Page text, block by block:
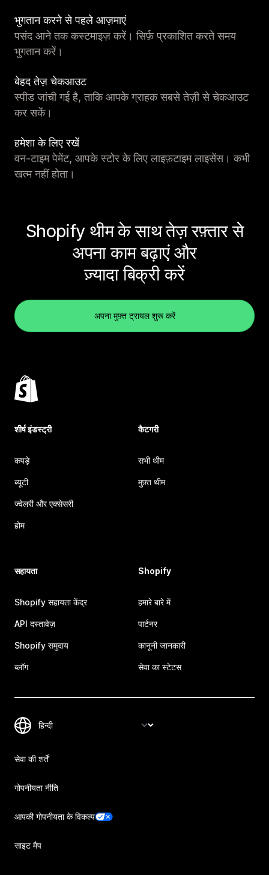
भुगतान करने से पहले आज़माएं
पसंद आने तक कस्टमाइज़ करें। सिर्फ़ प्रकाशित करते समय
भुगतान करें।
बेहद तेज़ चेकआउट
स्पीड जांची गई है, ताकि आपके ग्राहक सबसे तेज़ी से चेकआउट
कर सकें।
हमेशा के लिए रखें
वन-टाइम पेमेंट, आपके स्टोर के लिए लाइफ़टाइम लाइसेंस। कभी
खत्म नहीं होता।
Shopify थीम के साथ तेज़ रफ़्तार से
अपना काम बढ़ाएं और
ज़्यादा बिक्री करें
अपना मुफ़्त ट्रायल शुरू करें
शीर्ष इंडस्ट्री
कपड़े
ब्यूटी
ज्वेलरी और एक्सेसरी
होम
कैटगरी
सभी थीम
मुफ़्त थीम
सहायता
Shopify सहायता केंद्र
API दस्तावेज़
Shopify समुदाय
ब्लॉग
Shopify
हमारे बारे में
पार्टनर
कानूनी जानकारी
सेवा का स्टेटस
सेवा की शर्तें
गोपनीयता नीति
आपकी गोपनीयता के विकल्प
साइट मैप